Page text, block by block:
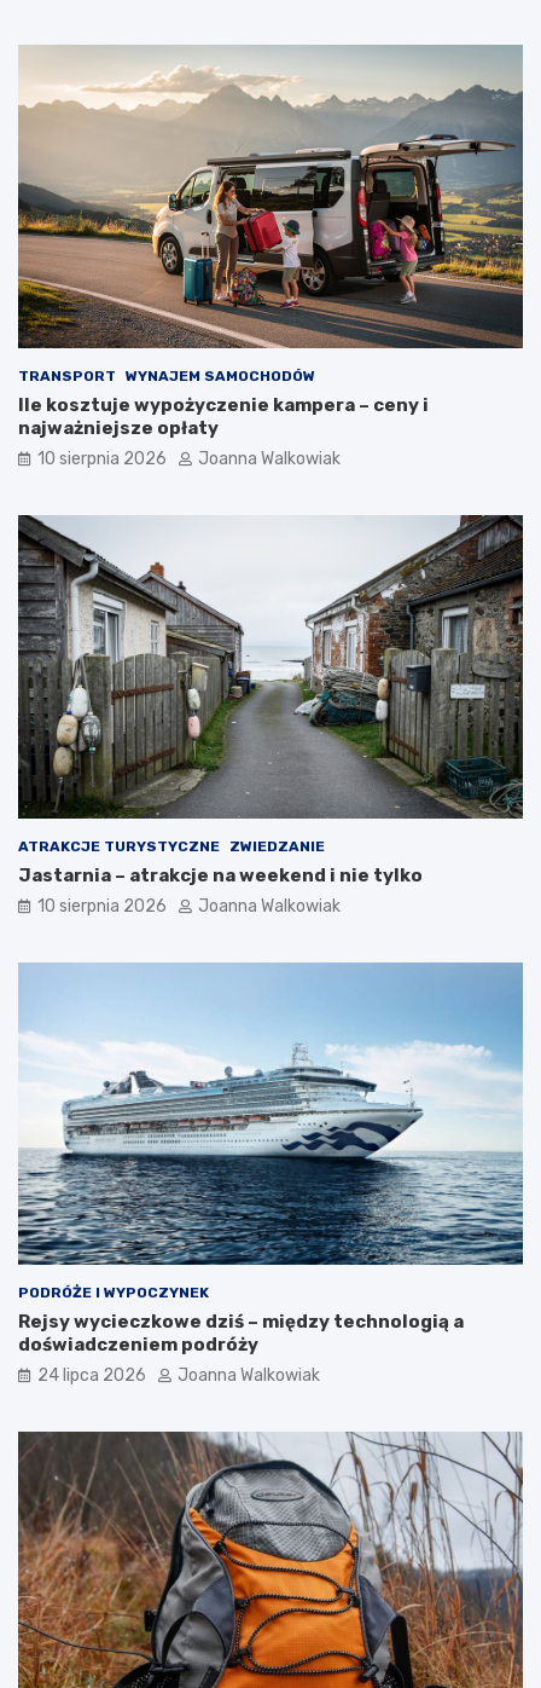
TRANSPORT WYNAJEM SAMOCHODÓW
Ile kosztuje wypożyczenie kampera – ceny i
najważniejsze opłaty
10 sierpnia 2026 Joanna Walkowiak
ATRAKCJE TURYSTYCZNE ZWIEDZANIE
Jastarnia – atrakcje na weekend i nie tylko
10 sierpnia 2026 Joanna Walkowiak
PODRÓŻE I WYPOCZYNEK
Rejsy wycieczkowe dziś – między technologią a
doświadczeniem podróży
24 lipca 2026 Joanna Walkowiak